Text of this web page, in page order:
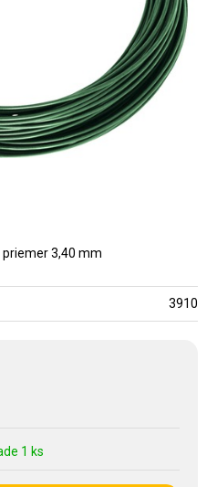
1 ks
priemer 3,40 mm
3910